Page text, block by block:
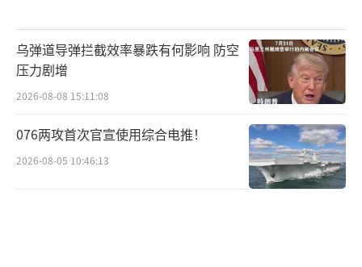
乌弹道导弹拦截效率暴跌有何影响 防空
压力剧增
2026-08-08 15:11:08
076两攻首次官宣使用综合电推！
2026-08-05 10:46:13